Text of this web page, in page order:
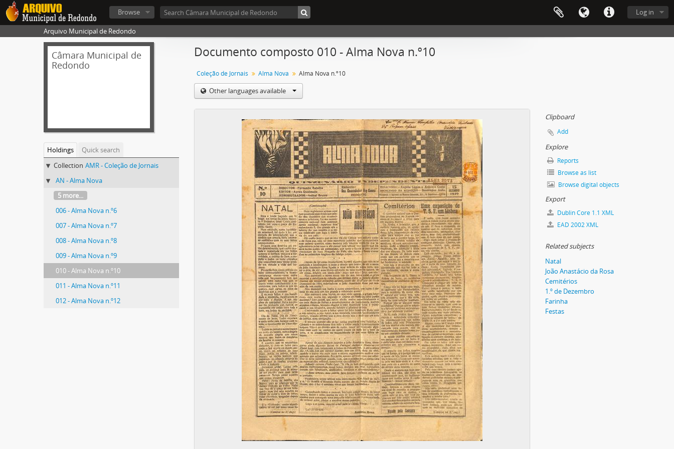
Log in
Browse
Arquivo Municipal de Redondo
Câmara Municipal de
Redondo
Holdings
Quick search
Collection AMR - Coleção de Jornais
AN - Alma Nova
5 more...
006 - Alma Nova n.º6
007 - Alma Nova n.º7
008 - Alma Nova n.º8
009 - Alma Nova n.º9
010 - Alma Nova n.º10
011 - Alma Nova n.º11
012 - Alma Nova n.º12
Documento composto 010 - Alma Nova n.º10
Coleção de Jornais Alma Nova Alma Nova n.º10
Other languages available
Clipboard
Add
Explore
Reports
Browse as list
Browse digital objects
Export
Dublin Core 1.1 XML
EAD 2002 XML
Related subjects
Natal
João Anastácio da Rosa
Cemitérios
1.º de Dezembro
Farinha
Festas